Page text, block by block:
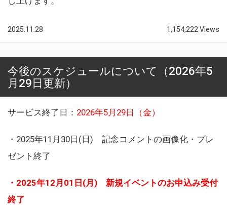
2025.11.28 1,154,222 Views
今後のスケジュールについて（2026年5
月29日更新）
サービス終了日： 2026年5月29日（金）
・2025年11月30日(日) 記念コメントの画像化・プレ
ゼント終了
・2025年12月01日(月) 新規イベントのお申込み受付
終了